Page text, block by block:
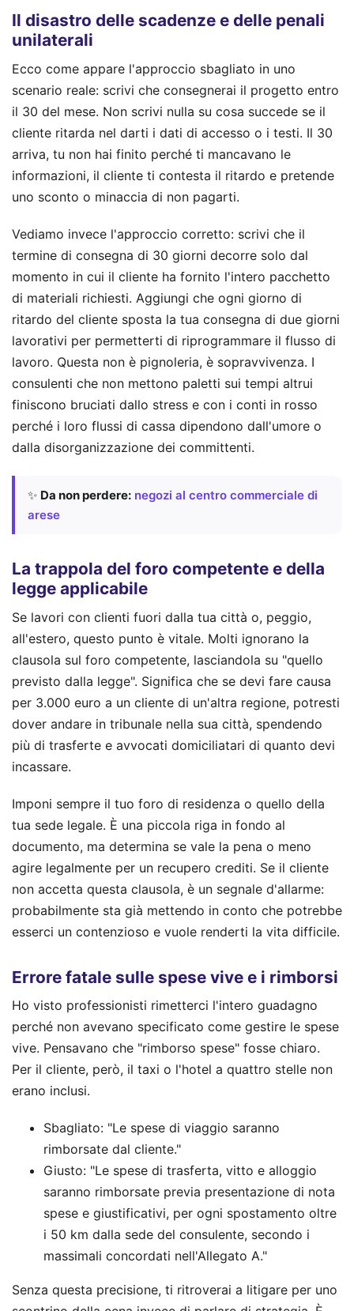
Il disastro delle scadenze e delle penali
unilaterali
Ecco come appare l'approccio sbagliato in uno
scenario reale: scrivi che consegnerai il progetto entro
il 30 del mese. Non scrivi nulla su cosa succede se il
cliente ritarda nel darti i dati di accesso o i testi. Il 30
arriva, tu non hai finito perché ti mancavano le
informazioni, il cliente ti contesta il ritardo e pretende
uno sconto o minaccia di non pagarti.
Vediamo invece l'approccio corretto: scrivi che il
termine di consegna di 30 giorni decorre solo dal
momento in cui il cliente ha fornito l'intero pacchetto
di materiali richiesti. Aggiungi che ogni giorno di
ritardo del cliente sposta la tua consegna di due giorni
lavorativi per permetterti di riprogrammare il flusso di
lavoro. Questa non è pignoleria, è sopravvivenza. I
consulenti che non mettono paletti sui tempi altrui
finiscono bruciati dallo stress e con i conti in rosso
perché i loro flussi di cassa dipendono dall'umore o
dalla disorganizzazione dei committenti.
✨ Da non perdere: negozi al centro commerciale di
arese
La trappola del foro competente e della
legge applicabile
Se lavori con clienti fuori dalla tua città o, peggio,
all'estero, questo punto è vitale. Molti ignorano la
clausola sul foro competente, lasciandola su "quello
previsto dalla legge". Significa che se devi fare causa
per 3.000 euro a un cliente di un'altra regione, potresti
dover andare in tribunale nella sua città, spendendo
più di trasferte e avvocati domiciliatari di quanto devi
incassare.
Imponi sempre il tuo foro di residenza o quello della
tua sede legale. È una piccola riga in fondo al
documento, ma determina se vale la pena o meno
agire legalmente per un recupero crediti. Se il cliente
non accetta questa clausola, è un segnale d'allarme:
probabilmente sta già mettendo in conto che potrebbe
esserci un contenzioso e vuole renderti la vita difficile.
Errore fatale sulle spese vive e i rimborsi
Ho visto professionisti rimetterci l'intero guadagno
perché non avevano specificato come gestire le spese
vive. Pensavano che "rimborso spese" fosse chiaro.
Per il cliente, però, il taxi o l'hotel a quattro stelle non
erano inclusi.
Sbagliato: "Le spese di viaggio saranno
rimborsate dal cliente."
Giusto: "Le spese di trasferta, vitto e alloggio
saranno rimborsate previa presentazione di nota
spese e giustificativi, per ogni spostamento oltre
i 50 km dalla sede del consulente, secondo i
massimali concordati nell'Allegato A."
Senza questa precisione, ti ritroverai a litigare per uno